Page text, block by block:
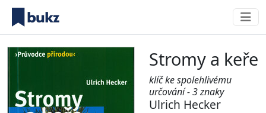
Stromy a keře
klíč ke spolehlivému
určování - 3 znaky
Ulrich Hecker